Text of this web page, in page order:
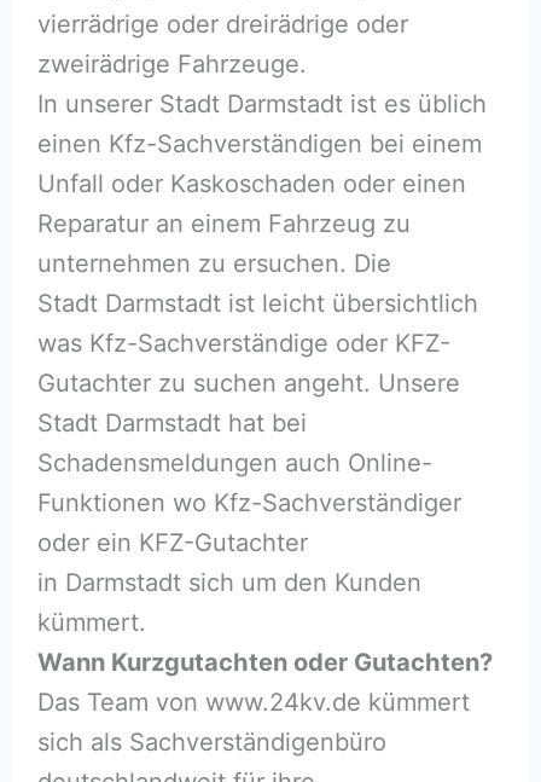
vierrädrige oder dreirädrige oder
zweirädrige Fahrzeuge.
In unserer Stadt Darmstadt ist es üblich
einen Kfz-Sachverständigen bei einem
Unfall oder Kaskoschaden oder einen
Reparatur an einem Fahrzeug zu
unternehmen zu ersuchen. Die
Stadt Darmstadt ist leicht übersichtlich
was Kfz-Sachverständige oder KFZ-
Gutachter zu suchen angeht. Unsere
Stadt Darmstadt hat bei
Schadensmeldungen auch Online-
Funktionen wo Kfz-Sachverständiger
oder ein KFZ-Gutachter
in Darmstadt sich um den Kunden
kümmert.
Wann Kurzgutachten oder Gutachten?
Das Team von www.24kv.de kümmert
sich als Sachverständigenbüro